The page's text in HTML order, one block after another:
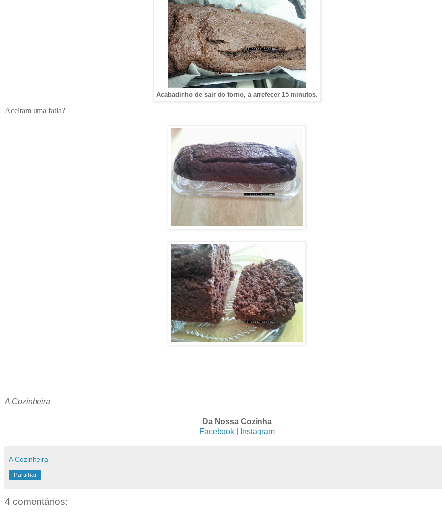
Acabadinho de sair do forno, a arrefecer 15 minutos.
Aceitam uma fatia?
A Cozinheira
Da Nossa Cozinha
Facebook| Instagram
A Cozinheira
Partilhar
4 comentários: